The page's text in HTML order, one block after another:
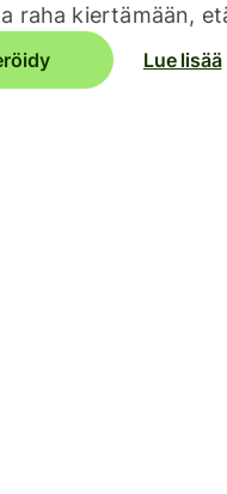
raha kiertämään,
Lue lisää